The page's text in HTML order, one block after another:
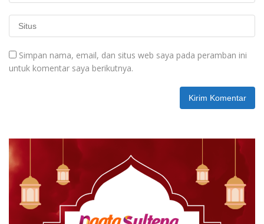
Simpan nama, email, dan situs web saya pada peramban ini
untuk komentar saya berikutnya.